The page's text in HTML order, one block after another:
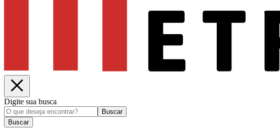
Digite sua busca
Buscar
Buscar